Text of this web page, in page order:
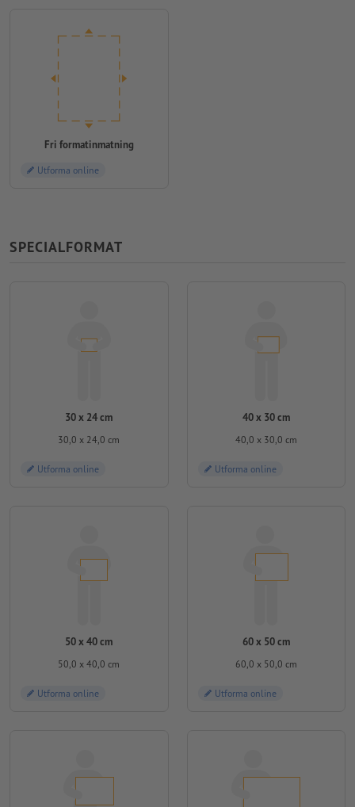
Fri formatinmatning
Utforma online
SPECIALFORMAT
30 x 24 cm
30,0 x 24,0 cm
Utforma online
40 x 30 cm
40,0 x 30,0 cm
Utforma online
50 x 40 cm
50,0 x 40,0 cm
Utforma online
60 x 50 cm
60,0 x 50,0 cm
Utforma online